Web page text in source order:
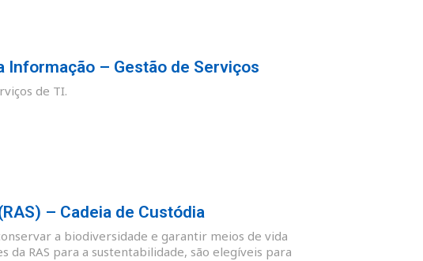
Informação – Gestão de Serviços
de TI.
– Cadeia de Custódia
a biodiversidade e garantir meios de vida
da RAS para a sustentabilidade, são elegíveis para